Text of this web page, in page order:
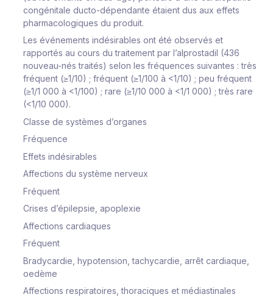
congénitale ducto-dépendante étaient dus aux effets
pharmacologiques du produit.
Les événements indésirables ont été observés et
rapportés au cours du traitement par l’alprostadil (436
nouveau-nés traités) selon les fréquences suivantes : très
fréquent (≥1/10) ; fréquent (≥1/100 à <1/10) ; peu fréquent
(≥1/1 000 à <1/100) ; rare (≥1/10 000 à <1/1 000) ; très rare
(<1/10 000).
Classe de systèmes d’organes
Fréquence
Effets indésirables
Affections du système nerveux
Fréquent
Crises d’épilepsie, apoplexie
Affections cardiaques
Fréquent
Bradycardie, hypotension, tachycardie, arrêt cardiaque,
oedème
Affections respiratoires, thoraciques et médiastinales